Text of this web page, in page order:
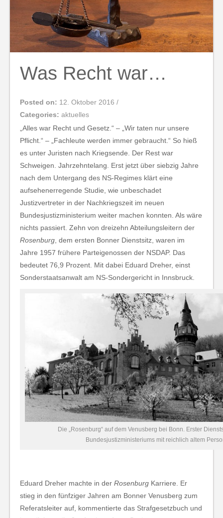
Was Recht war…
Posted on: 12. Oktober 2016 /
Categories: aktuelles
„Alles war Recht und Gesetz.“ – „Wir taten nur unsere
Pflicht.“ – „Fachleute werden immer gebraucht.“ So hieß
es unter Juristen nach Kriegsende. Der Rest war
Schweigen. Jahrzehntelang. Erst jetzt über siebzig Jahre
nach dem Untergang des NS-Regimes klärt eine
aufsehenerregende Studie, wie unbeschadet
Justizvertreter in der Nachkriegszeit im neuen
Bundesjustizministerium weiter machen konnten. Als wäre
nichts passiert. Zehn von dreizehn Abteilungsleitern der
Rosenburg , dem ersten Bonner Dienstsitz, waren im
Jahre 1957 frühere Parteigenossen der NSDAP. Das
bedeutet 76,9 Prozent. Mit dabei Eduard Dreher, einst
Sonderstaatsanwalt am NS-Sondergericht in Innsbruck.
Die „Rosenburg“ auf dem Venusberg bei Bonn. Erster
Bundesjustizministeriums mit reichlich altem
Eduard Dreher machte in der Rosenburg Karriere. Er
stieg in den fünfziger Jahren am Bonner Venusberg zum
Referatsleiter auf, kommentierte das Strafgesetzbuch und